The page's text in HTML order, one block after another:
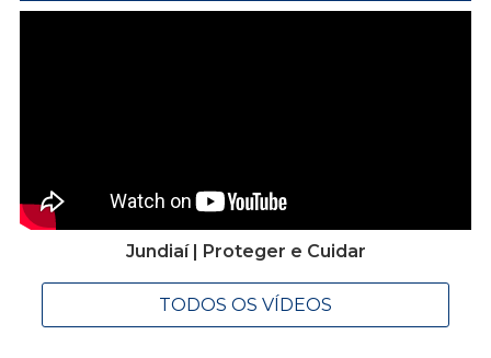
Jundiaí | Proteger e Cuidar
TODOS OS VÍDEOS